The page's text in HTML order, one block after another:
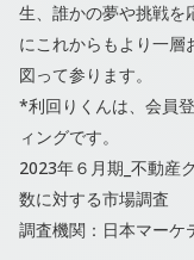
生、誰かの夢や挑戦を
にこれからもより一層
図って参ります。
*利回りくんは、会員
ィングです。
2023年６月期_不動産
数に対する市場調査
調査機関：日本マーケ